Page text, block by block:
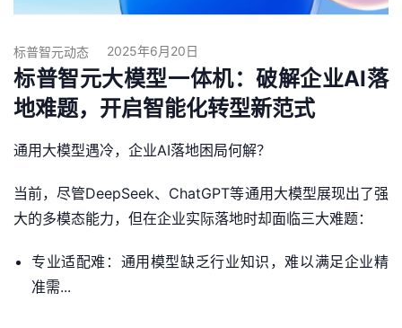
标普智元动态 2025年6月20日
标普智元大模型一体机：破解企业AI落
地难题，开启智能化转型新范式
通用大模型遇冷，企业AI落地困局何解？
当前，尽管DeepSeek、ChatGPT等通用大模型展现出了强
大的多模态能力，但在企业实际落地时却面临三大难题：
专业适配难：通用模型缺乏行业知识，难以满足企业精
准需...